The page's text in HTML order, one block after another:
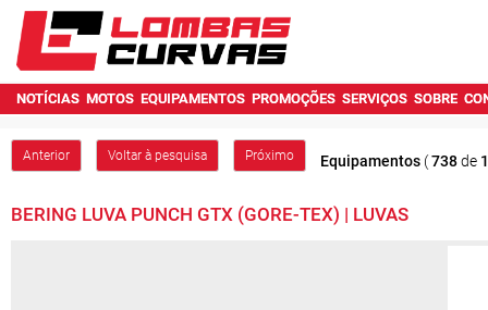
NOTÍCIAS MOTOS EQUIPAMENTOS PROMOÇÕES SERVIÇOS SOBRE
Anterior Voltar à pesquisa Próximo Equipamentos (738de
BERING LUVA PUNCH GTX (GORE-TEX) | LUVAS